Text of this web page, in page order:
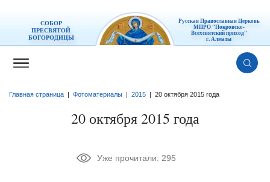
СОБОР
ПРЕСВЯТОЙ
БОГОРОДИЦЫ
Русская Православная Церковь
МПРО "Покровско-
Всехсвятский приход"
г. Алматы
Главная страница Фотоматериалы 2015 20 октября 2015 года
20 октября 2015 года
Уже прочитали: 295